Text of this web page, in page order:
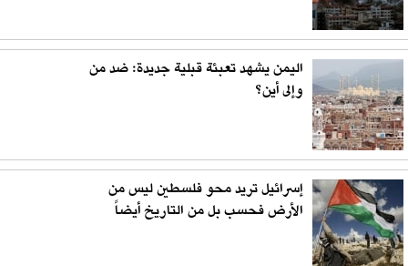
اليمن يشهد تعبئة قبلية جديدة: ضد من
وإلى أين؟
إسرائيل تريد محو فلسطين ليس من
الأرض فحسب بل من التاريخ أيضاً